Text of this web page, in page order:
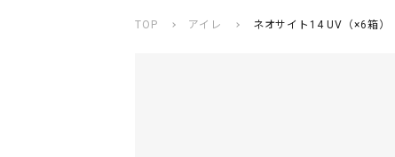
TOP アイレ ネオサイト14 UV（×6箱）